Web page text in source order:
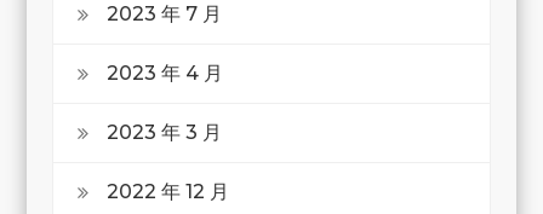
2023 年 7 月
2023 年 4 月
2023 年 3 月
2022 年 12 月